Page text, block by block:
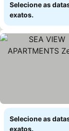
Selecione as
exatos.
Selecione as
exatos.